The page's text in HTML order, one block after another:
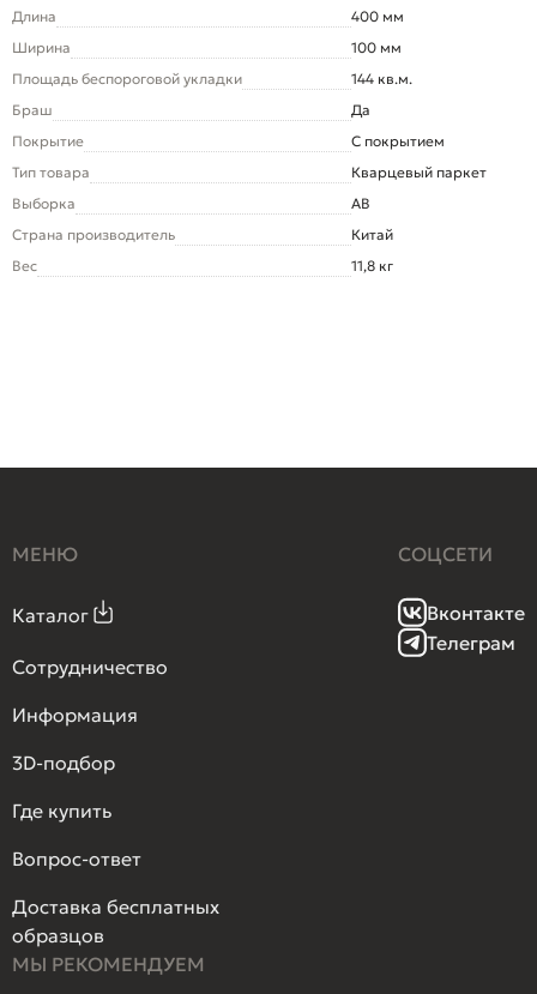
Длина
400 мм
Ширина
100 мм
Площадь беспороговой укладки
144 кв.м.
Браш
Да
Покрытие
С покрытием
Тип товара
Кварцевый паркет
Выборка
AB
Страна производитель
Китай
Вес
11,8 кг
МЕНЮ
Каталог
Сотрудничество
Информация
3D-подбор
Где купить
Вопрос-ответ
Доставка бесплатных
образцов
СОЦСЕТИ
Вконтакте
Телеграм
МЫ РЕКОМЕНДУЕМ